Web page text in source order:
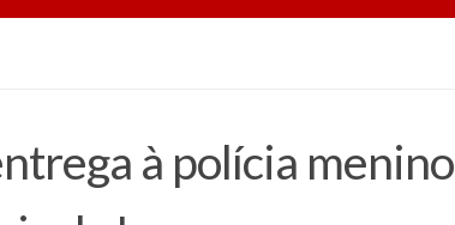
à polícia menino